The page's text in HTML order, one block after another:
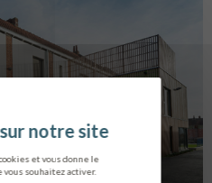
et vous donne le
vous souhaitez activer.